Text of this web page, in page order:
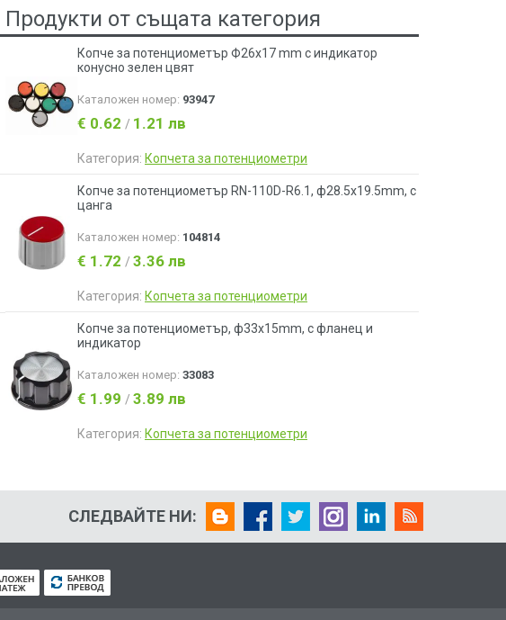
Продукти от същата категория
Копче за потенциометър Ф26х17 mm с индикатор
конусно зелен цвят
Каталожен номер: 93947
€ 0.62 / 1.21 лв
Категория: Копчета за потенциометри
Копче за потенциометър RN-110D-R6.1, ф28.5x19.5mm, с
цанга
Каталожен номер: 104814
€ 1.72 / 3.36 лв
Категория: Копчета за потенциометри
Копче за потенциометър, ф33x15mm, с фланец и
индикатор
Каталожен номер: 33083
€ 1.99 / 3.89 лв
Категория: Копчета за потенциометри
СЛЕДВАЙТЕ НИ: